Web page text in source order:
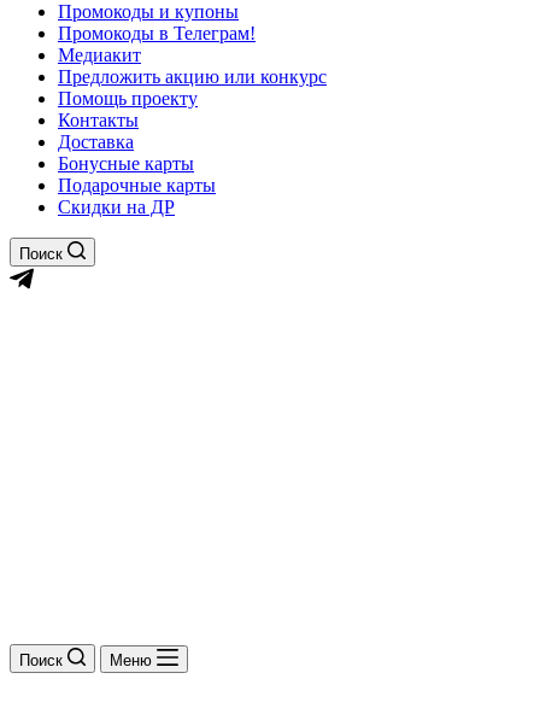
Промокоды и купоны
Промокоды в Телеграм!
Медиакит
Предложить акцию или конкурс
Помощь проекту
Контакты
Доставка
Бонусные карты
Подарочные карты
Скидки на ДР
Поиск
Поиск Меню